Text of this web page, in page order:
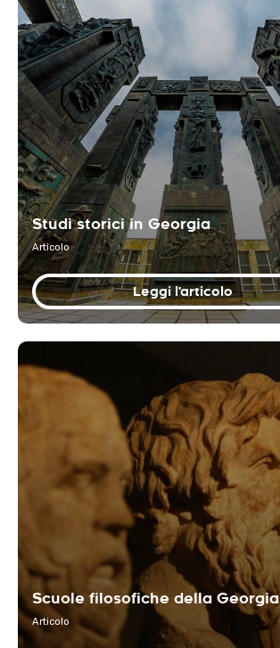
Studi storici in Georgia
Articolo
Leggi l'articolo
Scuole filosofiche della Georgia
Articolo